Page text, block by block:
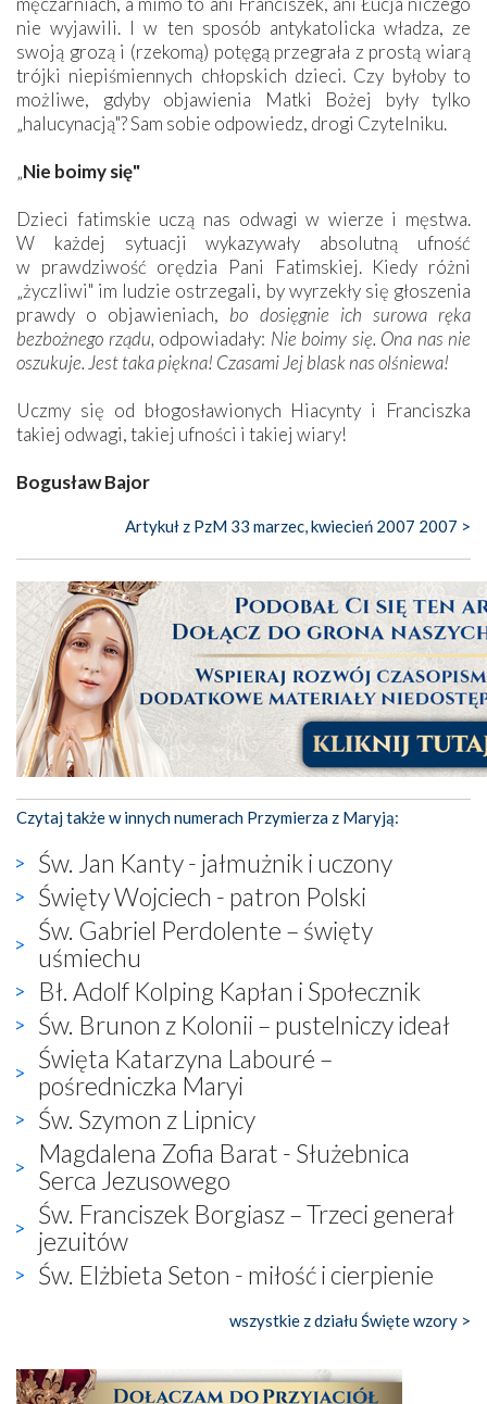
nie wyjawili. I w ten sposób antykatolicka władza, ze
swoją grozą i (rzekomą) potęgą przegrała z prostą wiarą
trójki niepiśmiennych chłopskich dzieci. Czy byłoby to
możliwe, gdyby objawienia Matki Bożej były tylko
„halucynacją"? Sam sobie odpowiedz, drogi Czytelniku.
„Nie boimy się"
Dzieci fatimskie uczą nas odwagi w wierze i męstwa.
W każdej sytuacji wykazywały absolutną ufność
w prawdziwość orędzia Pani Fatimskiej. Kiedy różni
„życzliwi" im ludzie ostrzegali, by wyrzekły się głoszenia
prawdy o objawieniach, bo dosięgnie ich surowa ręka
bezbożnego rządu, odpowiadały: Nie boimy się. Ona nas nie
oszukuje. Jest taka piękna! Czasami Jej blask nas olśniewa!
Uczmy się od błogosławionych Hiacynty i Franciszka
takiej odwagi, takiej ufności i takiej wiary!
Bogusław Bajor
Artykuł z PzM 33 marzec, kwiecień 2007 2007 >
Czytaj także w innych numerach Przymierza z Maryją:
Św. Jan Kanty - jałmużnik i uczony
Święty Wojciech - patron Polski
Św. Gabriel Perdolente – święty
uśmiechu
Bł. Adolf Kolping Kapłan i Społecznik
Św. Brunon z Kolonii – pustelniczy ideał
Święta Katarzyna Labouré –
pośredniczka Maryi
Św. Szymon z Lipnicy
Magdalena Zofia Barat - Służebnica
Serca Jezusowego
Św. Franciszek Borgiasz – Trzeci generał
jezuitów
Św. Elżbieta Seton - miłość i cierpienie
wszystkie z działu Święte wzory >